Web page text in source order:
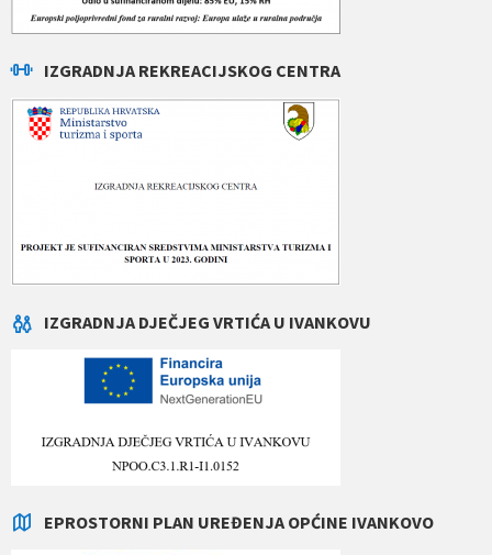
IZGRADNJA REKREACIJSKOG CENTRA
IZGRADNJA DJEČJEG VRTIĆA U IVANKOVU
EPROSTORNI PLAN UREĐENJA OPĆINE IVANKOVO